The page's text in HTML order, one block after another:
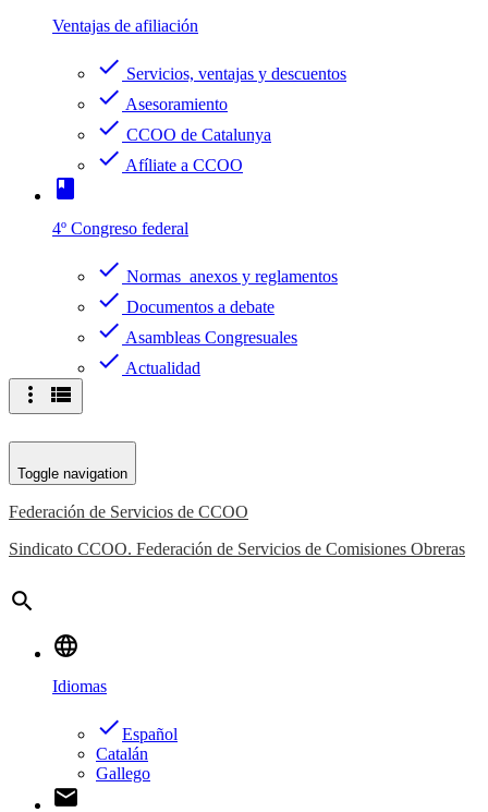
Ventajas de afiliación
check Servicios, ventajas y descuentos
check Asesoramiento
check CCOO de Catalunya
check Afíliate a CCOO
book
4º Congreso federal
check Normas anexos y reglamentos
check Documentos a debate
check Asambleas Congresuales
check Actualidad
more_vert view_list
Toggle navigation
Federación de Servicios de CCOO
Sindicato CCOO. Federación de Servicios de Comisiones Obreras
search
language
Idiomas
doneEspañol
Catalán
Gallego
email